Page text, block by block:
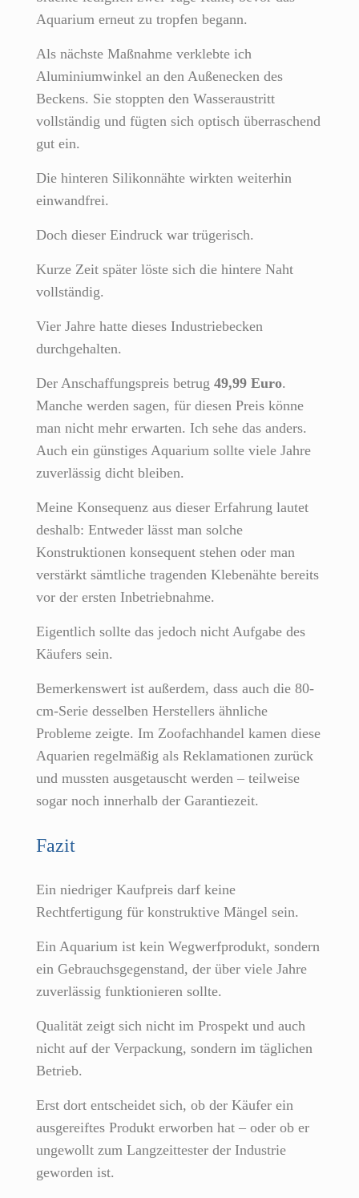
Aquarium erneut zu tropfen begann.
Als nächste Maßnahme verklebte ich
Aluminiumwinkel an den Außenecken des
Beckens. Sie stoppten den Wasseraustritt
vollständig und fügten sich optisch überraschend
gut ein.
Die hinteren Silikonnähte wirkten weiterhin
einwandfrei.
Doch dieser Eindruck war trügerisch.
Kurze Zeit später löste sich die hintere Naht
vollständig.
Vier Jahre hatte dieses Industriebecken
durchgehalten.
Der Anschaffungspreis betrug 49,99 Euro.
Manche werden sagen, für diesen Preis könne
man nicht mehr erwarten. Ich sehe das anders.
Auch ein günstiges Aquarium sollte viele Jahre
zuverlässig dicht bleiben.
Meine Konsequenz aus dieser Erfahrung lautet
deshalb: Entweder lässt man solche
Konstruktionen konsequent stehen oder man
verstärkt sämtliche tragenden Klebenähte bereits
vor der ersten Inbetriebnahme.
Eigentlich sollte das jedoch nicht Aufgabe des
Käufers sein.
Bemerkenswert ist außerdem, dass auch die 80-
cm-Serie desselben Herstellers ähnliche
Probleme zeigte. Im Zoofachhandel kamen diese
Aquarien regelmäßig als Reklamationen zurück
und mussten ausgetauscht werden – teilweise
sogar noch innerhalb der Garantiezeit.
Fazit
Ein niedriger Kaufpreis darf keine
Rechtfertigung für konstruktive Mängel sein.
Ein Aquarium ist kein Wegwerfprodukt, sondern
ein Gebrauchsgegenstand, der über viele Jahre
zuverlässig funktionieren sollte.
Qualität zeigt sich nicht im Prospekt und auch
nicht auf der Verpackung, sondern im täglichen
Betrieb.
Erst dort entscheidet sich, ob der Käufer ein
ausgereiftes Produkt erworben hat – oder ob er
ungewollt zum Langzeittester der Industrie
geworden ist.